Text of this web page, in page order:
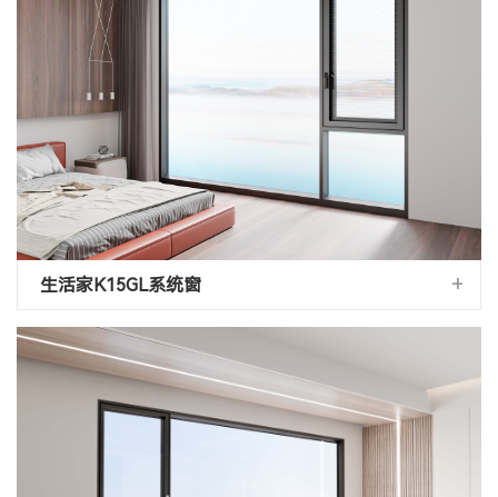
生活家K15GL系统窗 +